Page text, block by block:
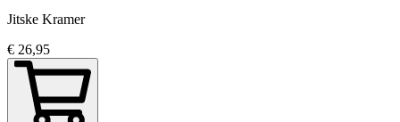
Jitske Kramer
€ 26,95